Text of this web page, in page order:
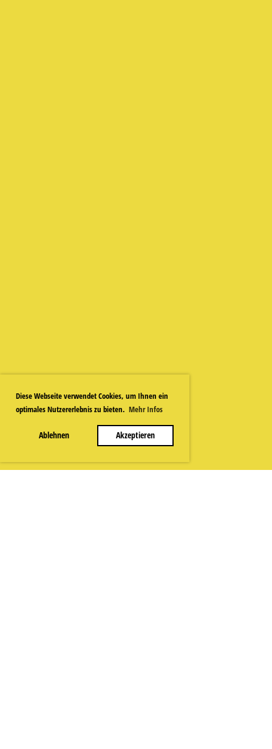
Diese Webseite verwendet Cookies, um Ihnen ein
optimales Nutzererlebnis zu bieten. Mehr Infos
Ablehnen Akzeptieren